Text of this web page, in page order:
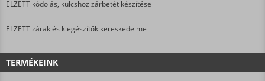
ELZETT kódolás, kulcshoz zárbetét készítése
ELZETT zárak és kiegészítők kereskedelme
TERMÉKEINK